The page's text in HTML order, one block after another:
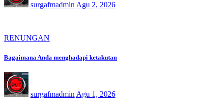
surgafmadmin Agu 2, 2026
RENUNGAN
Bagaimana Anda menghadapi ketakutan
surgafmadmin Agu 1, 2026